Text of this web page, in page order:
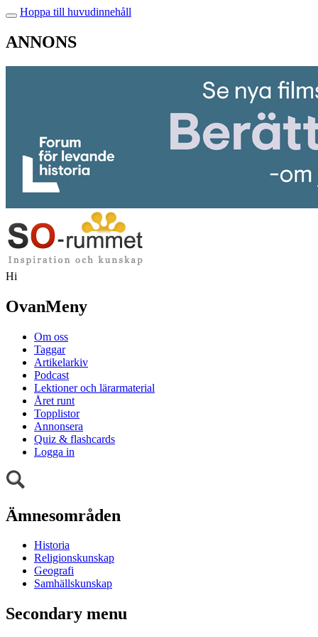
Hoppa till huvudinnehåll
ANNONS
Hi
OvanMeny
Om oss
Taggar
Artikelarkiv
Podcast
Lektioner och lärarmaterial
Året runt
Topplistor
Annonsera
Quiz & flashcards
Logga in
Ämnesområden
Historia
Religionskunskap
Geografi
Samhällskunskap
Secondary menu